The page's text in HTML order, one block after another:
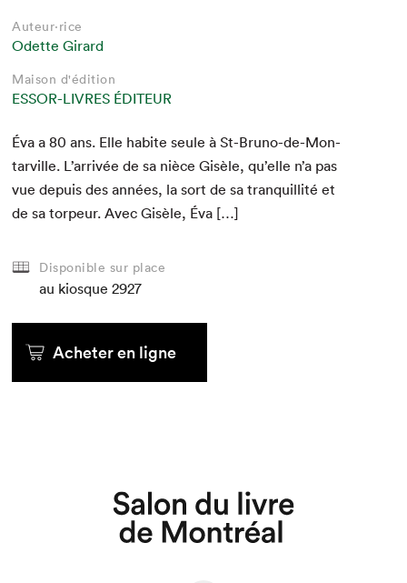
Que cherchez-vous?
Auteur·rice
Odette Girard
Maison d'édition
ESSOR-LIVRES ÉDITEUR
Éva a80 ans. Elle habite seule à St-Bruno-de-Mon­
tarville. L’arrivée de sa nièce Gisèle, qu’elle n’a pas
vue depuis des années, la sort de sa tran­quil­lité et
de sa tor­peur. Avec Gisèle, Éva […]
Disponible sur place
au kiosque 2927
Acheter en ligne